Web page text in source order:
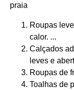
praia
Roupas
calor. ...
Calçados
leves e
Roupas de
Toalhas de